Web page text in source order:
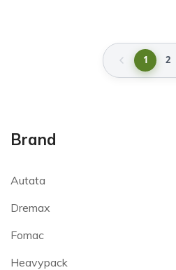
Brand
Autata
Dremax
Fomac
Heavypack
1 2